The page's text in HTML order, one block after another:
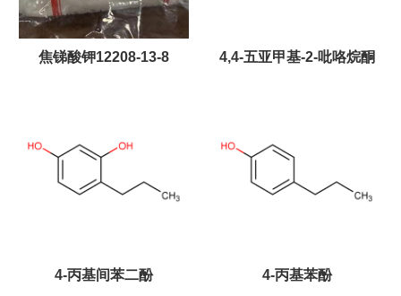
焦锑酸钾12208-13-8 4,4-五亚甲基-2-吡咯烷酮
4-丙基间苯二酚 4-丙基苯酚